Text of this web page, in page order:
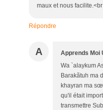
maux et nous
Répondre
A Apprends Moi
Wa `alaykum
Barakãtuh ma
khayran ma
qu'il était
transmettre